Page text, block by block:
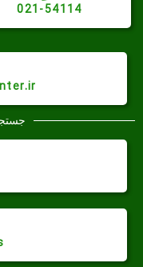
021-54114